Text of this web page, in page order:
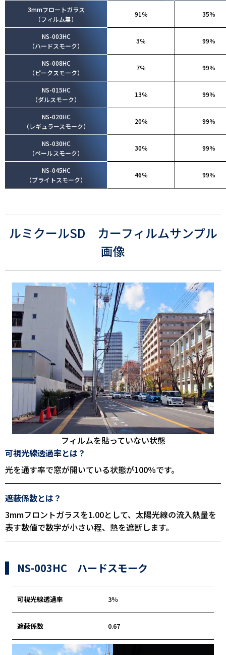
3mmフロートガラス
（フィルム無）
91％ 35％
NS-003HC
（ハードスモーク）
3％ 99％
NS-008HC
（ピークスモーク）
7％ 99％
NS-015HC
（ダルスモーク）
13％ 99％
NS-020HC
（レギュラースモーク）
20％ 99％
NS-030HC
（ペールスモーク）
30％ 99％
NS-045HC
（ブライトスモーク）
46％ 99％
ルミクールSD カーフィルムサンプル
画像
フィルムを貼っていない状態
可視光線透過率とは？
光を通す率で窓が開いている状態が100％です。
遮蔽係数とは？
3mmフロントガラスを1.00として、太陽光線の流入熱量を
表す数値で数字が小さい程、熱を遮断します。
NS-003HC ハードスモーク
可視光線透過率 3％
遮蔽係数 0.67